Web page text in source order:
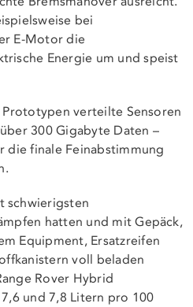
bei
E-Motor die
Energie um und speist
verteilte Sensoren
300 Gigabyte Daten –
finale Feinabstimmung
schwierigsten
hatten und mit Gepäck,
Equipment, Ersatzreifen
voll beladen
Rover Hybrid
und 7,8 Litern pro 100